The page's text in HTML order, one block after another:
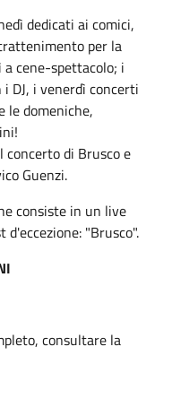
dedicati ai comici,
per la
cene-spettacolo; i
DJ, i venerdì concerti
le domeniche,
di Brusco e
Guenzi.
consiste in un live
"Brusco".
consultare la